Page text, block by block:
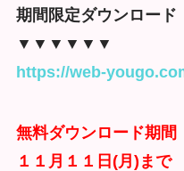
期間限定ダウンロード
▼▼▼▼▼▼
https://web-
無料ダウンロード期間
１１月１１日(月)まで